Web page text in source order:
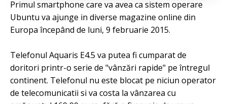
Primul smartphone care va avea ca sistem operare
Ubuntu va ajunge in diverse magazine online din
Europa începând de luni, 9 februarie 2015.
Telefonul Aquaris E4.5 va putea fi cumparat de
doritori printr-o serie de "vânzări rapide" pe întregul
continent. Telefonul nu este blocat pe niciun operator
de telecomunicatii si va costa la vânzarea cu